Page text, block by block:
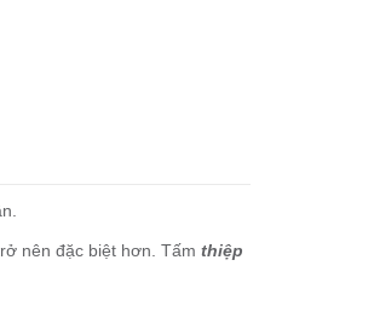
nên đặc biệt hơn. Tấm thiệp